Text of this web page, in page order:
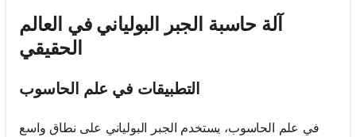
آلة حاسبة الجبر البولياني في العالم
الحقيقي
التطبيقات في علم الحاسوب
في علم الحاسوب، يستخدم الجبر البولياني على نطاق واسع